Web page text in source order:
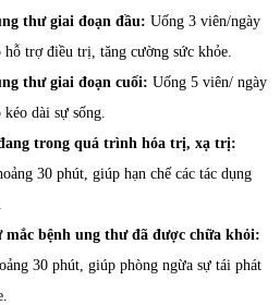
thư giai đoạn đầu: Uống 3 viên/ngày
trợ điều trị, tăng cường sức khỏe.
thư giai đoạn cuối: Uống 5 viên/ ngày
dài sự sống.
trong quá trình hóa trị, xạ trị:
30 phút, giúp hạn chế các tác dụng
bệnh ung thư đã được chữa khỏi:
30 phút, giúp phòng ngừa sự tái phát